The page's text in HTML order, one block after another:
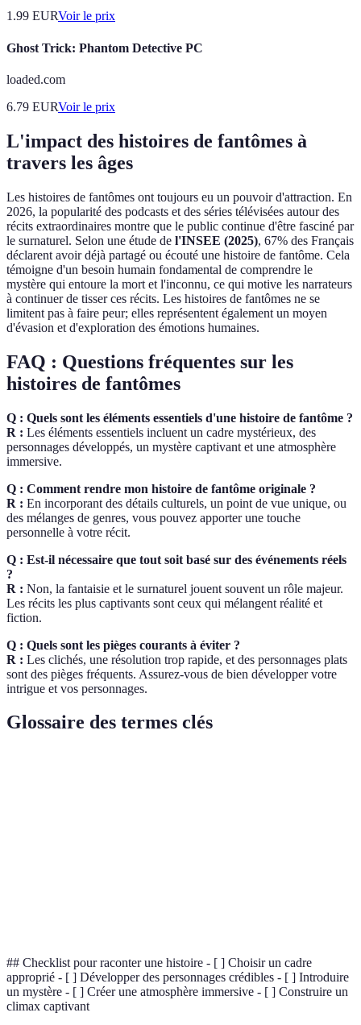
1.99 EURVoir le prix
Ghost Trick: Phantom Detective PC
loaded.com
6.79 EURVoir le prix
L'impact des histoires de fantômes à
travers les âges
Les histoires de fantômes ont toujours eu un pouvoir d'attraction. En
2026, la popularité des podcasts et des séries télévisées autour des
récits extraordinaires montre que le public continue d'être fasciné par
le surnaturel. Selon une étude de l'INSEE (2025), 67% des Français
déclarent avoir déjà partagé ou écouté une histoire de fantôme. Cela
témoigne d'un besoin humain fondamental de comprendre le
mystère qui entoure la mort et l'inconnu, ce qui motive les narrateurs
à continuer de tisser ces récits. Les histoires de fantômes ne se
limitent pas à faire peur; elles représentent également un moyen
d'évasion et d'exploration des émotions humaines.
FAQ : Questions fréquentes sur les
histoires de fantômes
Q : Quels sont les éléments essentiels d'une histoire de fantôme ?
R : Les éléments essentiels incluent un cadre mystérieux, des
personnages développés, un mystère captivant et une atmosphère
immersive.
Q : Comment rendre mon histoire de fantôme originale ?
R : En incorporant des détails culturels, un point de vue unique, ou
des mélanges de genres, vous pouvez apporter une touche
personnelle à votre récit.
Q : Est-il nécessaire que tout soit basé sur des événements réels
?
R : Non, la fantaisie et le surnaturel jouent souvent un rôle majeur.
Les récits les plus captivants sont ceux qui mélangent réalité et
fiction.
Q : Quels sont les pièges courants à éviter ?
R : Les clichés, une résolution trop rapide, et des personnages plats
sont des pièges fréquents. Assurez-vous de bien développer votre
intrigue et vos personnages.
Glossaire des termes clés
## Checklist pour raconter une histoire - [ ] Choisir un cadre
approprié - [ ] Développer des personnages crédibles - [ ] Introduire
un mystère - [ ] Créer une atmosphère immersive - [ ] Construire un
climax captivant